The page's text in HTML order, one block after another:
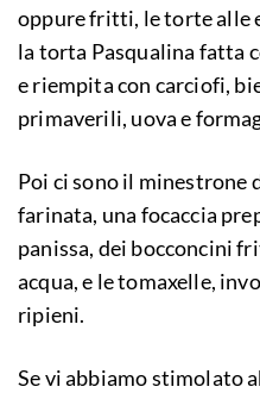
oppure fritti, le torte alle
la torta Pasqualina fatta
e riempita con carciofi,
primaverili, uova e
Poi ci sono il minestrone
farinata, una focaccia
panissa, dei bocconcini
acqua, e le tomaxelle,
ripieni.
Se vi abbiamo stimolato